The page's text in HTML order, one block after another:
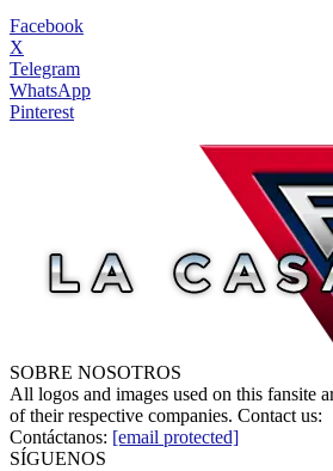
Facebook
X
Telegram
WhatsApp
Pinterest
SOBRE NOSOTROS
All logos and images used on this fansite
of their respective companies. Contact us:
Contáctanos: [email protected]
SÍGUENOS